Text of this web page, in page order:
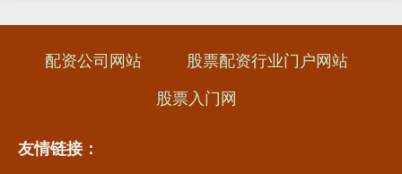
配资公司网站
股票配资行业门户网站
股票入门网
友情链接：